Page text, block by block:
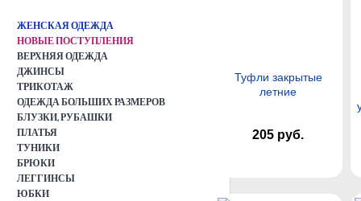
ЖЕНСКАЯ ОДЕЖДА
НОВЫЕ ПОСТУПЛЕНИЯ
ВЕРХНЯЯ ОДЕЖДА
ДЖИНСЫ
ТРИКОТАЖ
ОДЕЖДА БОЛЬШИХ РАЗМЕРОВ
БЛУЗКИ, РУБАШКИ
ПЛАТЬЯ
ТУНИКИ
БРЮКИ
ЛЕГГИНСЫ
ЮБКИ
Туфли закрытые
летние
205 руб.